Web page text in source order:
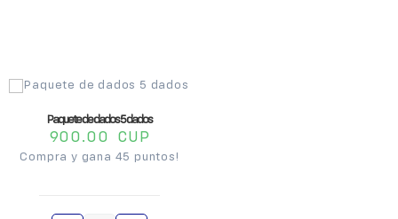
Paquete de dados 5 dados
900.00 CUP
Compra y gana 45 puntos!